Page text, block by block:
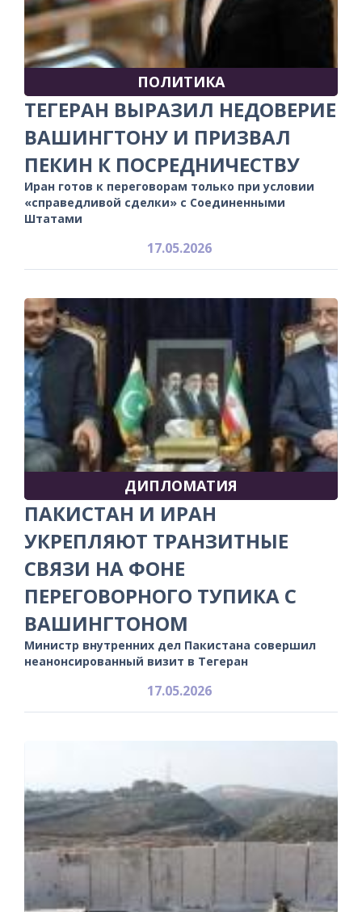
ПОЛИТИКА
ТЕГЕРАН ВЫРАЗИЛ НЕДОВЕРИЕ
ВАШИНГТОНУ И ПРИЗВАЛ
ПЕКИН К ПОСРЕДНИЧЕСТВУ
Иран готов к переговорам только при условии
«справедливой сделки» с Соединенными
Штатами
17.05.2026
ДИПЛОМАТИЯ
ПАКИСТАН И ИРАН
УКРЕПЛЯЮТ ТРАНЗИТНЫЕ
СВЯЗИ НА ФОНЕ
ПЕРЕГОВОРНОГО ТУПИКА С
ВАШИНГТОНОМ
Министр внутренних дел Пакистана совершил
неанонсированный визит в Тегеран
17.05.2026